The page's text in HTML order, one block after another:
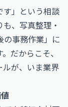
す」という相談
、写真整理・
の事務作業」に
だからこそ、
ルが、いま業界